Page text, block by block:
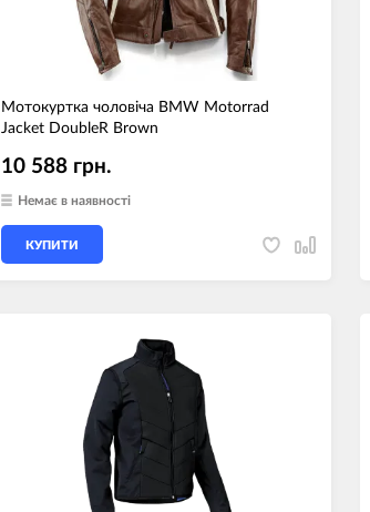
Мотокуртка чоловіча BMW Motorrad
Jacket DoubleR Brown
10 588 грн.
Немає в наявності
КУПИТИ